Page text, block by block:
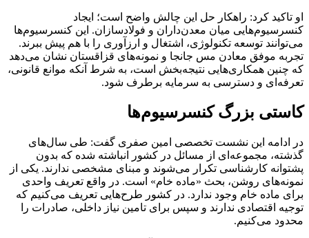
او تاکید کرد: راهکار حل این چالش واضح است؛ ایجاد
کنسرسیوم‌هایی میان معدن‌داران و فولادسازان. این کنسرسیوم‌ها
می‌توانند توسعه تکنولوژی، اشتغال و ارزآوری را با هم پیش ببرند.
تجربه موفق معادن مس جانجا و نمونه‌های قزاقستان نشان می‌دهد
که چنین همکاری‌هایی نتیجه‌بخش است، به شرط آنکه موانع قانونی،
تعرفه‌ای و دسترسی به سرمایه برطرف شود.
کاستی بزرگ کنسرسیوم‌ها
در ادامه این نشست تخصصی امین صفری گفت: طی سال‌های
گذشته، مجموعه‌ای از مسائل در کشور انباشته شده که بدون
پشتوانه کارشناسی تکرار می‌شوند و مبنای مشخصی ندارند. یکی از
نمونه‌های روشن، بحث «ماده خام» است. در واقع تعریف واحدی
برای ماده خام وجود ندارد. در کشور طرح‌هایی تعریف می‌کنیم که
توجیه اقتصادی ندارند و سپس برای تامین نیاز داخلی، صادرات را
محدود می‌کنیم.